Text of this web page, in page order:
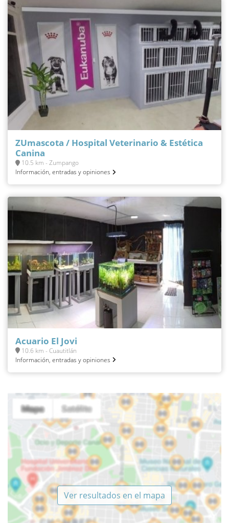
ZUmascota / Hospital Veterinario & Estética
Canina
10.5 km - Zumpango
Información, entradas y opiniones
Acuario El Jovi
10.6 km - Cuautitlán
Información, entradas y opiniones
Ver resultados en el mapa